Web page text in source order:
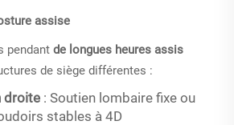
assise
pendant de longues heures assis
de siège différentes :
droite : Soutien lombaire fixe ou
stables à 4D